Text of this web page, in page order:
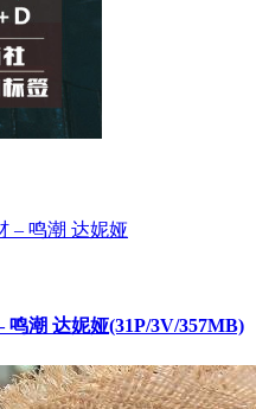
鸣潮 达妮娅(31P/3V/357MB)